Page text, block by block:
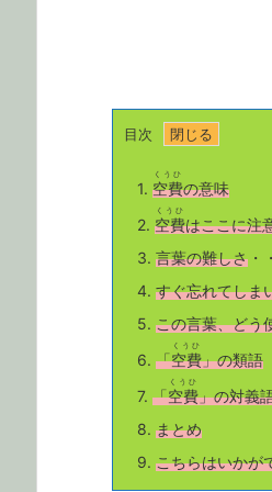
目次
1. 空費
くうひ
の意味
2. 空費
くうひ
はここに注
3. 言葉の難しさ ・
4. すぐ忘れてしま
5. この言葉、どう
6. 「空費
くうひ
」の類語
7. 「空費
くうひ
」の対義
8. まとめ
9. こちらはいかが